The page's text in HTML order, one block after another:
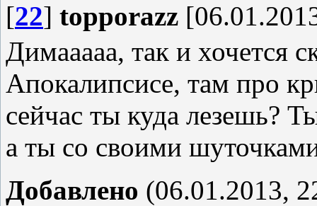
[22] topporazz
Димааааа, так и хочется
Апокалипсисе, там про
сейчас ты куда лезешь?
а ты со своими
Добавлено (06.01.2013,